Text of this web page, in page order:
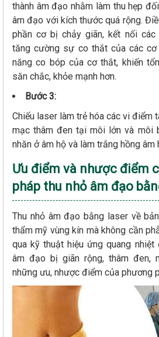
thành âm đạo nhằm làm thu hẹp
âm đạo với kích thước quá rộng.
phần cơ bị chảy giãn, kết nối
tăng cường sự co thắt của các
năng co bóp của cơ thắt, khiến
săn chắc, khỏe mạnh hơn.
Bước 3:
Chiếu laser làm trẻ hóa các vi điểm
mạc thâm đen tại môi lớn và môi
nhăn ở âm hộ và làm trắng hồng âm
Ưu điểm và nhược điểm
pháp thu nhỏ âm đạo
Thu nhỏ âm đạo bằng laser về
thẩm mỹ vùng kín mà không cần
qua kỹ thuật hiệu ứng quang
âm đạo bị giãn rộng, thâm đen,
những ưu, nhược điểm của phương